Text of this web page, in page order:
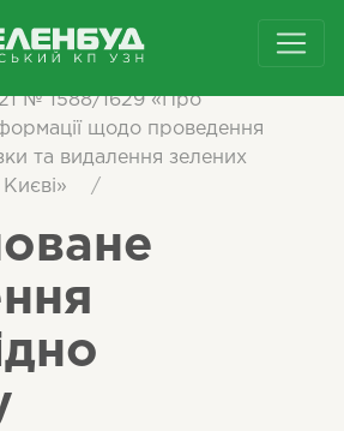
з рішенням Київської міської
№ 1588/1629 «Про
щодо проведення
та видалення зелених
/